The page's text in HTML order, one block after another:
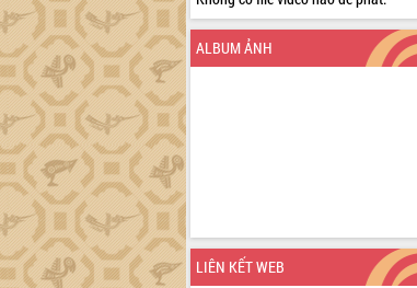
ALBUM ẢNH
LIÊN KẾT WEB